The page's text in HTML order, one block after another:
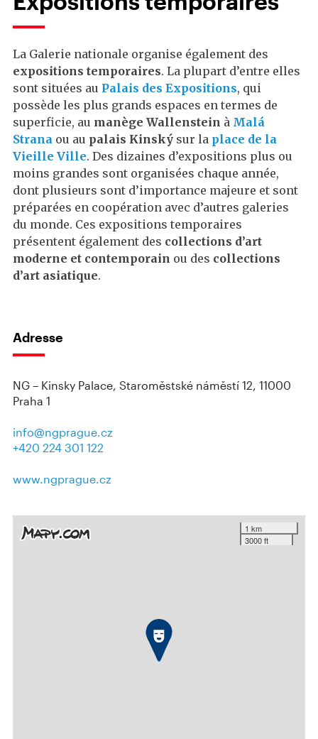
La Galerie nationale organise également des
expositions temporaires. La plupart d’entre elles
sont situées au Palais des Expositions, qui
possède les plus grands espaces en termes de
superficie, au manège Wallenstein à Malá
Strana ou au palais Kinský sur la place de la
Vieille Ville. Des dizaines d’expositions plus ou
moins grandes sont organisées chaque année,
dont plusieurs sont d’importance majeure et sont
préparées en coopération avec d’autres galeries
du monde. Ces expositions temporaires
présentent également des collections d’art
moderne et contemporain ou des collections
d’art asiatique.
Adresse
NG – Kinsky Palace, Staroměstské náměstí 12, 11000
Praha 1
info@ngprague.cz
+420 224 301 122
www.ngprague.cz
1 km
3000 ft